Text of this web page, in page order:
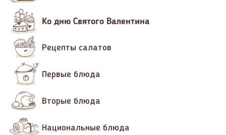
Ко дню Святого Валентина
Рецепты салатов
Первые блюда
Вторые блюда
Национальные блюда